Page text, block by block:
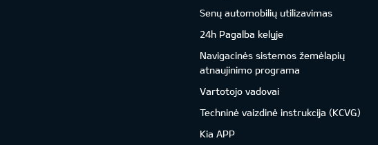
Senų automobilių utilizavimas
24h Pagalba kelyje
Navigacinės sistemos žemėlapių
atnaujinimo programa
Vartotojo vadovai
Techninė vaizdinė instrukcija (KCVG)
Kia APP